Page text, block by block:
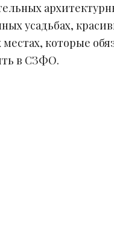
усадьбах,
местах, которые
в СЗФО.